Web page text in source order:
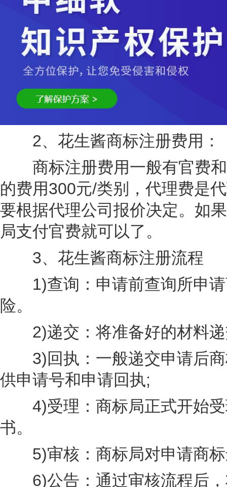
2、花生酱商标注册费用：
商标注册费用一般有官费和
的费用300元/类别，代理费是
要根据代理公司报价决定。如
局支付官费就可以了。
3、花生酱商标注册流程
1)查询：申请前查询所申请
险。
2)递交：将准备好的材料递
3)回执：一般递交申请后商
供申请号和申请回执;
4)受理：商标局正式开始受
书。
5)审核：商标局对申请商标
6)公告：通过审核流程后，